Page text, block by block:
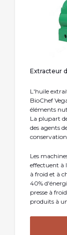
Extracteur
L'huile
BioChef
éléments
La plupart
des agents
conservation.
Les
effectuent à
à froid et à
40%
presse à
produits à